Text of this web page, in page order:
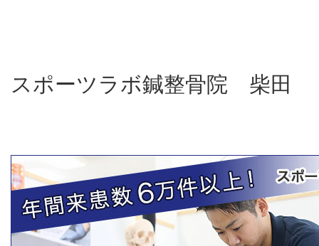
スポーツラボ鍼整骨院 柴田